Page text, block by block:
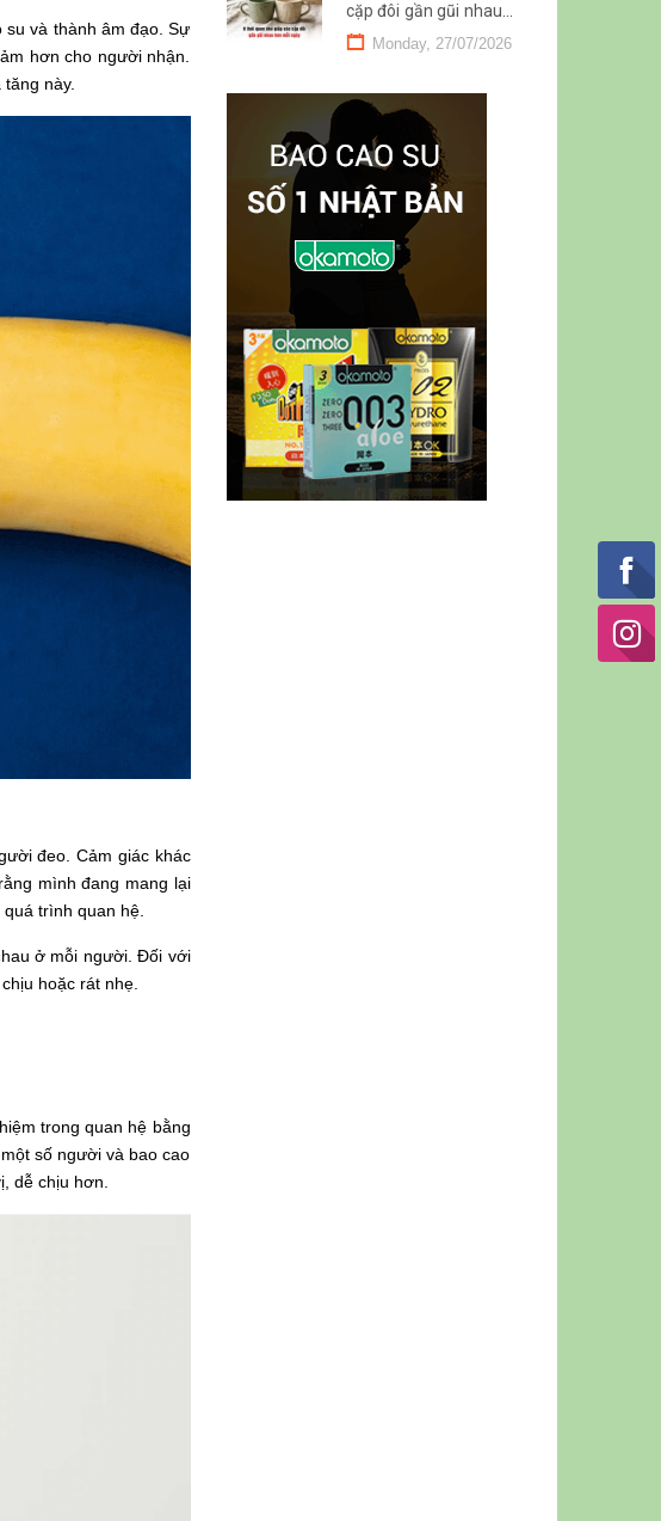
và thành âm đạo. Sự
hơn cho người nhận.
này.
đeo. Cảm giác khác
mình đang mang lại
trình quan hệ.
ở mỗi người. Đối với
hoặc rát nhẹ.
trong quan hệ bằng
số người và bao cao
dễ chịu hơn.
cặp đôi gần gũi nhau
hơn mỗi ngày
Monday, 27/07/2026